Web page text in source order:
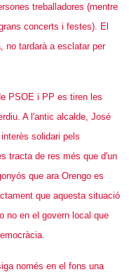
treballadores (mentre
concerts i festes). El
no tardarà a esclatar per
PSOE i PP es tiren les
A l'antic alcalde, José
solidari pels
tracta de res més que d'un
que ara Orengo es
que aquesta situació
no en el govern local que
només en el fons una